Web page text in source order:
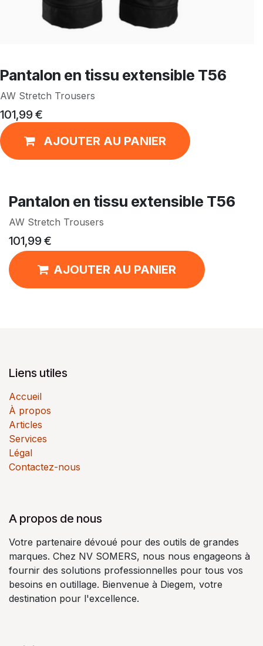
Pantalon en tissu extensible T56
AW Stretch Trousers
101,99€
AJOUTER AU PANIER
Pantalon en tissu extensible T56
AW Stretch Trousers
101,99€
AJOUTER AU PANIER
Liens utiles
Accueil
À propos
Articles
Services
Légal
Contactez-nous
A propos de nous
Votre partenaire dévoué pour des outils de grandes
marques. Chez NV SOMERS, nous nous engageons à
fournir des solutions professionnelles pour tous vos
besoins en outillage. Bienvenue à Diegem, votre
destination pour l'excellence.